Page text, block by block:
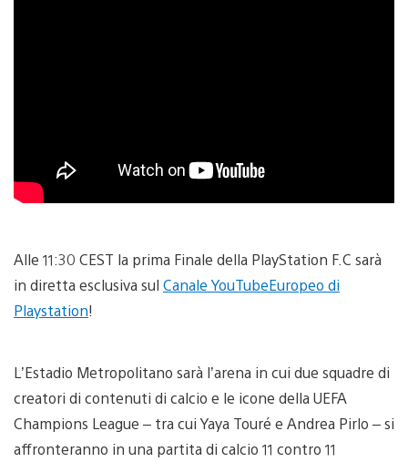
Alle 11:30 CEST la prima Finale della PlayStation F.C sarà
in diretta esclusiva sul Canale YouTubeEuropeo di
Playstation!
L’Estadio Metropolitano sarà l’arena in cui due squadre di
creatori di contenuti di calcio e le icone della UEFA
Champions League – tra cui Yaya Touré e Andrea Pirlo – si
affronteranno in una partita di calcio 11 contro 11